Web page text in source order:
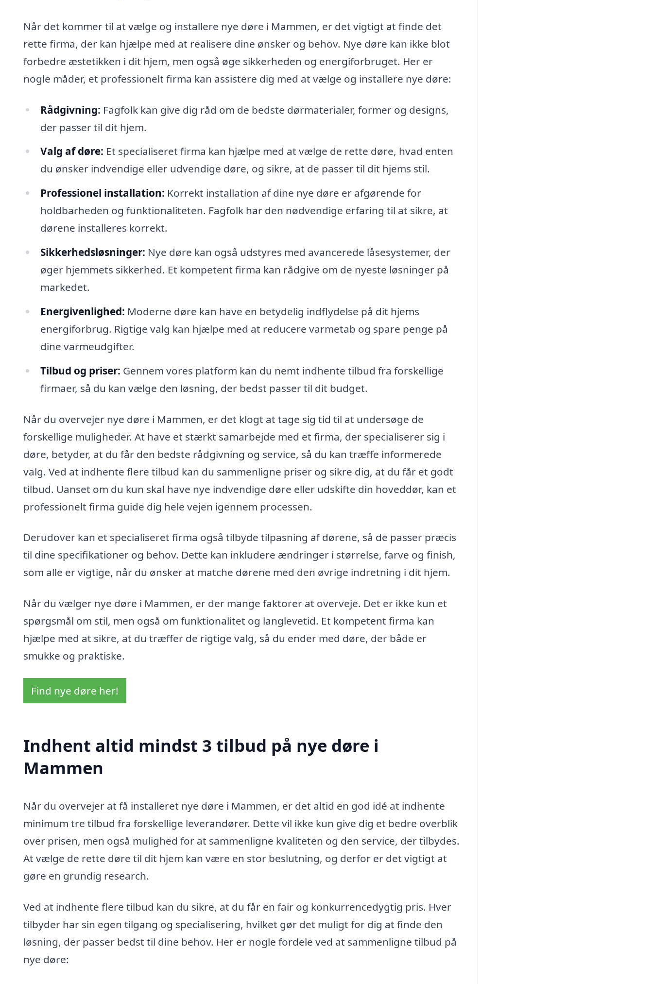
Når det kommer til at vælge og installere nye døre i Mammen, er det vigtigt at finde det
rette firma, der kan hjælpe med at realisere dine ønsker og behov. Nye døre kan ikke blot
forbedre æstetikken i dit hjem, men også øge sikkerheden og energiforbruget. Her er
nogle måder, et professionelt firma kan assistere dig med at vælge og installere nye døre:
Rådgivning: Fagfolk kan give dig råd om de bedste dørmaterialer, former og designs,
der passer til dit hjem.
Valg af døre: Et specialiseret firma kan hjælpe med at vælge de rette døre, hvad enten
du ønsker indvendige eller udvendige døre, og sikre, at de passer til dit hjems stil.
Professionel installation: Korrekt installation af dine nye døre er afgørende for
holdbarheden og funktionaliteten. Fagfolk har den nødvendige erfaring til at sikre, at
dørene installeres korrekt.
Sikkerhedsløsninger: Nye døre kan også udstyres med avancerede låsesystemer, der
øger hjemmets sikkerhed. Et kompetent firma kan rådgive om de nyeste løsninger på
markedet.
Energivenlighed: Moderne døre kan have en betydelig indflydelse på dit hjems
energiforbrug. Rigtige valg kan hjælpe med at reducere varmetab og spare penge på
dine varmeudgifter.
Tilbud og priser: Gennem vores platform kan du nemt indhente tilbud fra forskellige
firmaer, så du kan vælge den løsning, der bedst passer til dit budget.
Når du overvejer nye døre i Mammen, er det klogt at tage sig tid til at undersøge de
forskellige muligheder. At have et stærkt samarbejde med et firma, der specialiserer sig i
døre, betyder, at du får den bedste rådgivning og service, så du kan træffe informerede
valg. Ved at indhente flere tilbud kan du sammenligne priser og sikre dig, at du får et godt
tilbud. Uanset om du kun skal have nye indvendige døre eller udskifte din hoveddør, kan et
professionelt firma guide dig hele vejen igennem processen.
Derudover kan et specialiseret firma også tilbyde tilpasning af dørene, så de passer præcis
til dine specifikationer og behov. Dette kan inkludere ændringer i størrelse, farve og finish,
som alle er vigtige, når du ønsker at matche dørene med den øvrige indretning i dit hjem.
Når du vælger nye døre i Mammen, er der mange faktorer at overveje. Det er ikke kun et
spørgsmål om stil, men også om funktionalitet og langlevetid. Et kompetent firma kan
hjælpe med at sikre, at du træffer de rigtige valg, så du ender med døre, der både er
smukke og praktiske.
Find nye døre her!
Indhent altid mindst 3 tilbud på nye døre i
Mammen
Når du overvejer at få installeret nye døre i Mammen, er det altid en god idé at indhente
minimum tre tilbud fra forskellige leverandører. Dette vil ikke kun give dig et bedre overblik
over prisen, men også mulighed for at sammenligne kvaliteten og den service, der tilbydes.
At vælge de rette døre til dit hjem kan være en stor beslutning, og derfor er det vigtigt at
gøre en grundig research.
Ved at indhente flere tilbud kan du sikre, at du får en fair og konkurrencedygtig pris. Hver
tilbyder har sin egen tilgang og specialisering, hvilket gør det muligt for dig at finde den
løsning, der passer bedst til dine behov. Her er nogle fordele ved at sammenligne tilbud på
nye døre: